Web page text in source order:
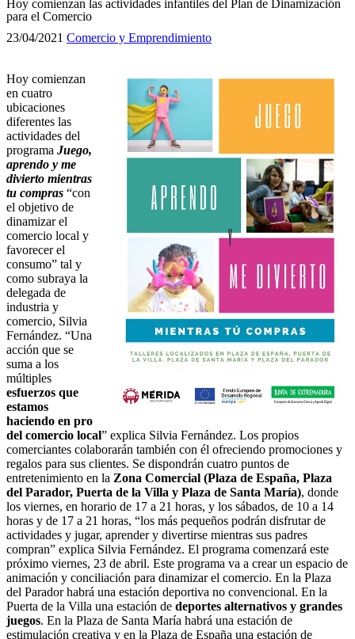
Hoy comienzan las actividades infantiles del Plan de Dinamización
para el Comercio
23/04/2021 Comercio y Emprendimiento
Hoy comienzan
en cuatro
ubicaciones
diferentes las
actividades del
programa Juego,
aprendo y me
divierto mientras
tu compras “con
el objetivo de
dinamizar el
comercio local y
favorecer el
consumo” tal y
como subraya la
delegada de
industria y
comercio, Silvia
Fernández. “Una
acción que se
suma a los
múltiples
esfuerzos que
estamos
haciendo en pro
del comercio local” explica Silvia Fernández. Los propios
comerciantes colaborarán también con él ofreciendo promociones y
regalos para sus clientes. Se dispondrán cuatro puntos de
entretenimiento en la Zona Comercial (Plaza de España, Plaza
del Parador, Puerta de la Villa y Plaza de Santa María), donde
los viernes, en horario de 17 a 21 horas, y los sábados, de 10 a 14
horas y de 17 a 21 horas, “los más pequeños podrán disfrutar de
actividades y jugar, aprender y divertirse mientras sus padres
compran” explica Silvia Fernández. El programa comenzará este
próximo viernes, 23 de abril. Este programa va a crear un espacio de
animación y conciliación para dinamizar el comercio. En la Plaza
del Parador habrá una estación deportiva no convencional. En la
Puerta de la Villa una estación de deportes alternativos y grandes
juegos. En la Plaza de Santa María habrá una estación de
estimulación creativa y en la Plaza de España una estación de